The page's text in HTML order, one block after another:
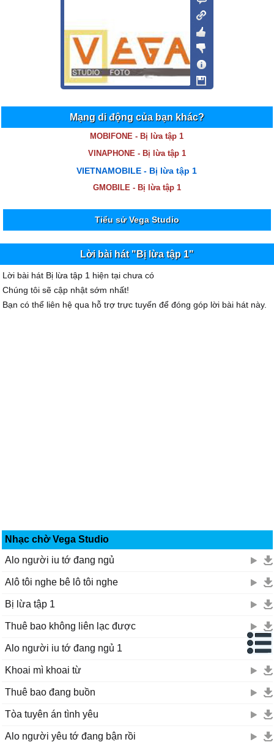
Mạng di động của bạn khác?
MOBIFONE - Bị lừa tập 1
VINAPHONE - Bị lừa tập 1
VIETNAMOBILE - Bị lừa tập 1
GMOBILE - Bị lừa tập 1
Tiểu sử Vega Studio
Lời bài hát "Bị lừa tập 1"
Lời bài hát Bị lừa tập 1 hiện tại chưa có
Chúng tôi sẽ cập nhật sớm nhất!
Bạn có thể liên hệ qua hỗ trợ trực tuyến để đóng góp lời bài hát này.
Nhạc chờ Vega Studio
Alo người iu tớ đang ngủ
Alô tôi nghe bê lô tôi nghe
Bị lừa tập 1
Thuê bao không liên lạc được
Alo người iu tớ đang ngủ 1
Khoai mì khoai từ
Thuê bao đang buồn
Tòa tuyên án tình yêu
Alo người yêu tớ đang bận rồi